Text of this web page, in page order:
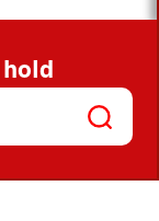
NYHEDER
OG